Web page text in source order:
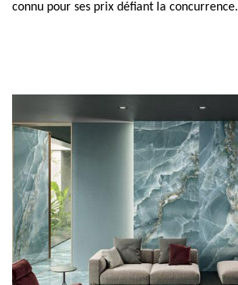
connu pour ses prix défiant la concurrence.